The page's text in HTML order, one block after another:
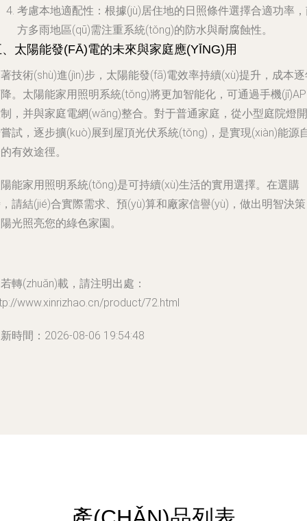
考慮本地適配性 ：根據(jù)居住地的日照條件選擇合適功率
方多雨地區(qū)需注重系統(tǒng)的防水與耐腐蝕性。
太陽能發(FĀ)電的未來與家庭應(YĪNG)用
技術(shù)進(jìn)步，太陽能發(fā)電效率持續(xù)提升，成本
。太陽能家用照明系統(tǒng)將更加智能化，可通過手機
，并與家庭電網(wǎng)整合。對于普通家庭，從小型庭院燈開
試，逐步擴(kuò)展到屋頂光伏系統(tǒng)，是實現(xiàn)能源
有效途徑。
能家用照明系統(tǒng)是可持續(xù)生活的實用選擇。在選購
請結(jié)合實際需求、預(yù)算和廠家信譽(yù)，做出明智決
光照亮您的綠色家園。
轉(zhuǎn)載，請注明出處：
www.xinrizhao.cn/product/72.html
時間：2026-08-06 19:54:48